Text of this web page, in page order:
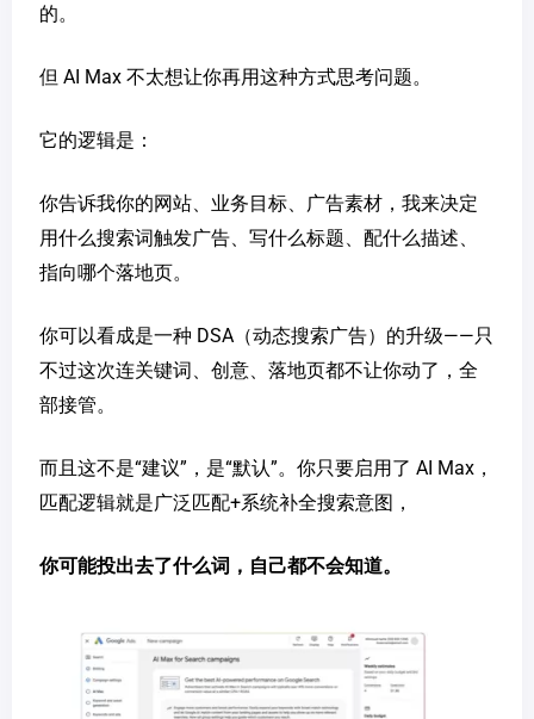
的。
但 AI Max 不太想让你再用这种方式思考问题。
它的逻辑是：
你告诉我你的网站、业务目标、广告素材，我来决定
用什么搜索词触发广告、写什么标题、配什么描述、
指向哪个落地页。
你可以看成是一种 DSA（动态搜索广告）的升级——只
不过这次连关键词、创意、落地页都不让你动了，全
部接管。
而且这不是“建议”，是“默认”。你只要启用了 AI Max，
匹配逻辑就是广泛匹配+系统补全搜索意图，
你可能投出去了什么词，自己都不会知道。